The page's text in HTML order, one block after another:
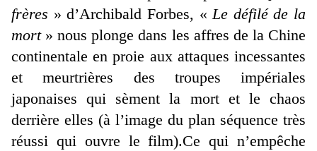
frères » d’Archibald Forbes, «Le défilé de la
mort» nous plonge dans les affres de la Chine
continentale en proie aux attaques incessantes
et meurtrières des troupes impériales
japonaises qui sèment la mort et le chaos
derrière elles (à l’image du plan séquence très
réussi qui ouvre le film).Ce qui n’empêche